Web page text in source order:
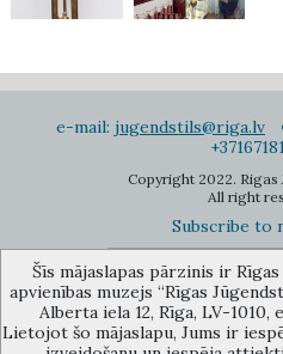
e-mail: jugendstils@riga.lv
Copyright 2022. Rigas
All right
Subscribe to
Šīs mājaslapas pārzinis ir
apvienības muzejs “Rīgas
Alberta iela 12, Rīga, LV-
Lietojot šo mājaslapu, Jums ir